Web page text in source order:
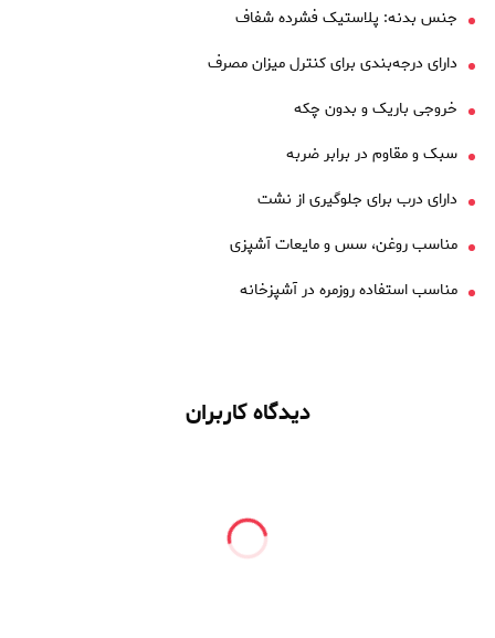
جنس بدنه: پلاستیک فشرده شفاف
دارای درجه‌بندی برای کنترل میزان مصرف
خروجی باریک و بدون چکه
سبک و مقاوم در برابر ضربه
دارای درب برای جلوگیری از نشت
مناسب روغن، سس و مایعات آشپزی
مناسب استفاده روزمره در آشپزخانه
دیدگاه کاربران